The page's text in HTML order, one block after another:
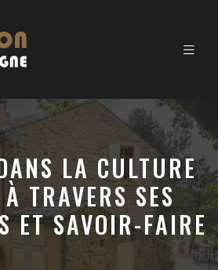
LA CULTURE
TRAVERS SES
ET SAVOIR-FAIRE